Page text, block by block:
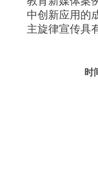
中创新应用的
主旋律宣传具
时